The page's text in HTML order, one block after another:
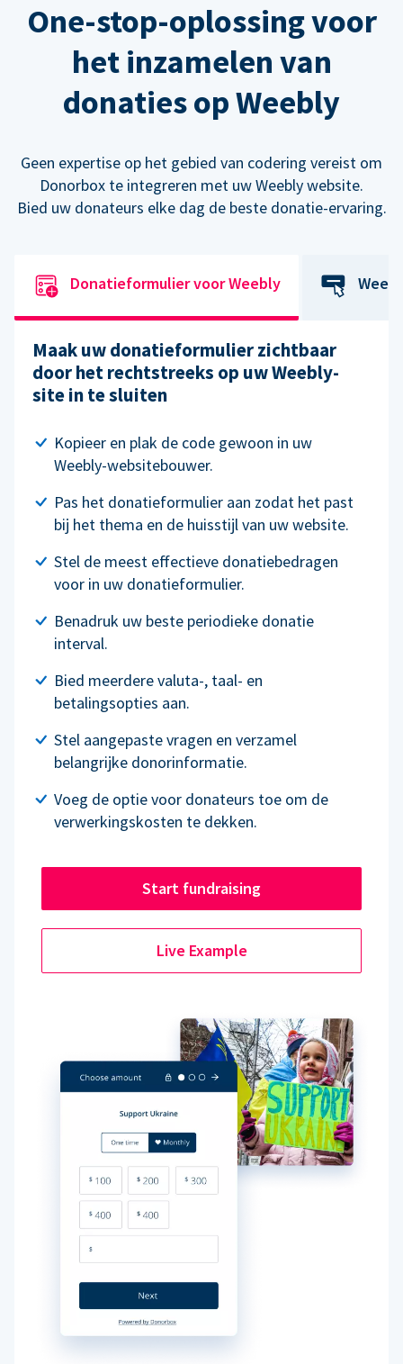
One-stop-oplossing voor
het inzamelen van
donaties op Weebly
Geen expertise op het gebied van codering vereist om
Donorbox te integreren met uw Weebly website.
Bied uw donateurs elke dag de beste donatie-ervaring.
Donatieformulier voor Weebly
Maak uw donatieformulier zichtbaar
door het rechtstreeks op uw Weebly-
site in te sluiten
Kopieer en plak de code gewoon in uw
Weebly-websitebouwer.
Pas het donatieformulier aan zodat het past
bij het thema en de huisstijl van uw website.
Stel de meest effectieve donatiebedragen
voor in uw donatieformulier.
Benadruk uw beste periodieke donatie
interval.
Bied meerdere valuta-, taal- en
betalingsopties aan.
Stel aangepaste vragen en verzamel
belangrijke donorinformatie.
Voeg de optie voor donateurs toe om de
verwerkingskosten te dekken.
Start fundraising
Live Example